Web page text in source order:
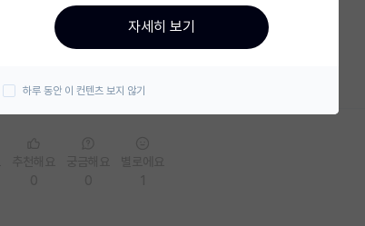
아시는분계시다면 댓글로 정보 공유부탁드립니다
자세히 보기
하루 동안 이 컨텐츠 보지 않기